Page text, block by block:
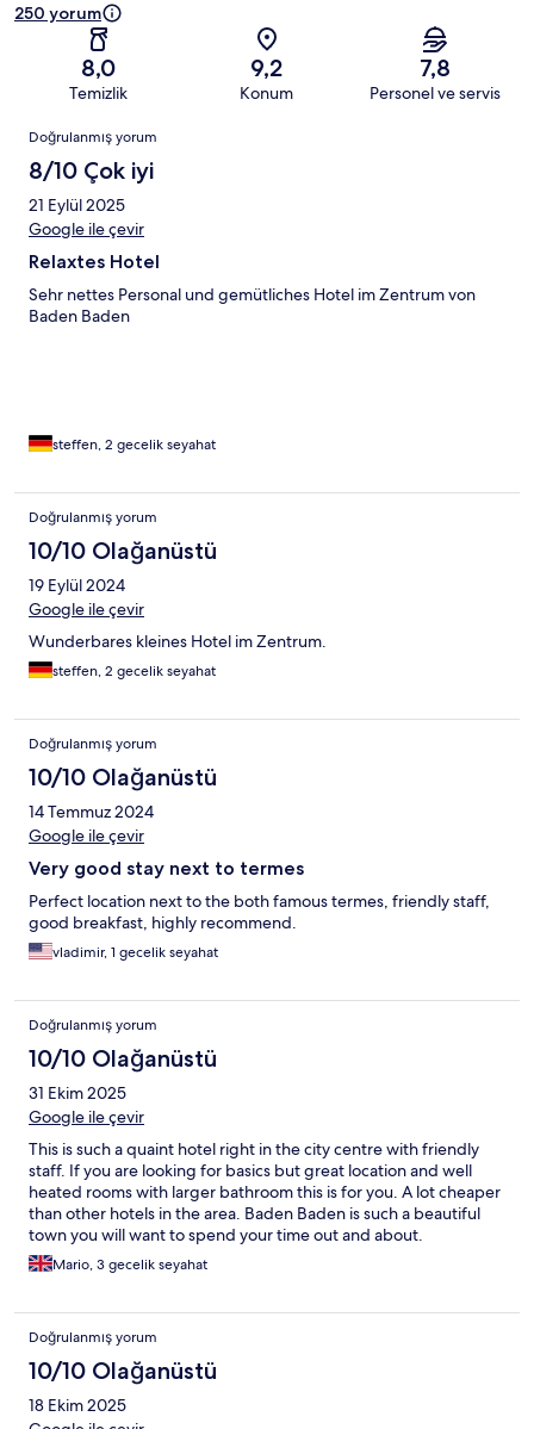
250 yorum
8,0
Temizlik
9,2
Konum
7,8
Personel ve servis
Yorumlar
Doğrulanmış yorum
8/10 Çok iyi
21 Eylül 2025
Google ile çevir
Relaxtes Hotel
Sehr nettes Personal und gemütliches Hotel im Zentrum von
Baden Baden
steffen, 2 gecelik seyahat
Doğrulanmış yorum
10/10 Olağanüstü
19 Eylül 2024
Google ile çevir
Wunderbares kleines Hotel im Zentrum.
steffen, 2 gecelik seyahat
Doğrulanmış yorum
10/10 Olağanüstü
14 Temmuz 2024
Google ile çevir
Very good stay next to termes
Perfect location next to the both famous termes, friendly staff,
good breakfast, highly recommend.
vladimir, 1 gecelik seyahat
Doğrulanmış yorum
10/10 Olağanüstü
31 Ekim 2025
Google ile çevir
This is such a quaint hotel right in the city centre with friendly
staff. If you are looking for basics but great location and well
heated rooms with larger bathroom this is for you. A lot cheaper
than other hotels in the area. Baden Baden is such a beautiful
town you will want to spend your time out and about.
Mario, 3 gecelik seyahat
Doğrulanmış yorum
10/10 Olağanüstü
18 Ekim 2025